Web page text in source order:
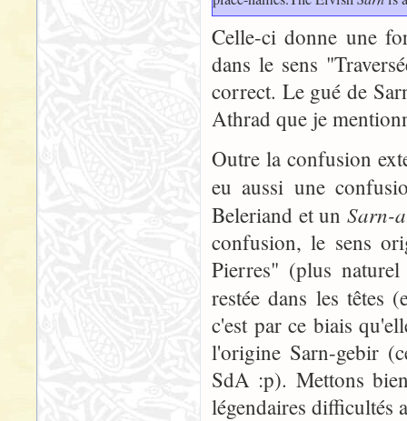
Celle-ci donne une
dans le sens
correct. Le gué de
Athrad que je
Outre la confusion
eu aussi une
Beleriand et un Sarn-
confusion, le sens
Pierres" (plus
restée dans les têtes
c'est par ce biais
l'origine Sarn-gebir
SdA :p). Mettons
légendaires difficultés